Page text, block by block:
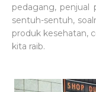
pedagang, penjual
sentuh-sentuh,
produk kesehatan,
kita raib.